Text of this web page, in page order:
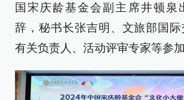
国宋庆龄基金会副主席井顿泉
辞，秘书长张吉明、文旅部国
有关负责人、活动评审专家等参加